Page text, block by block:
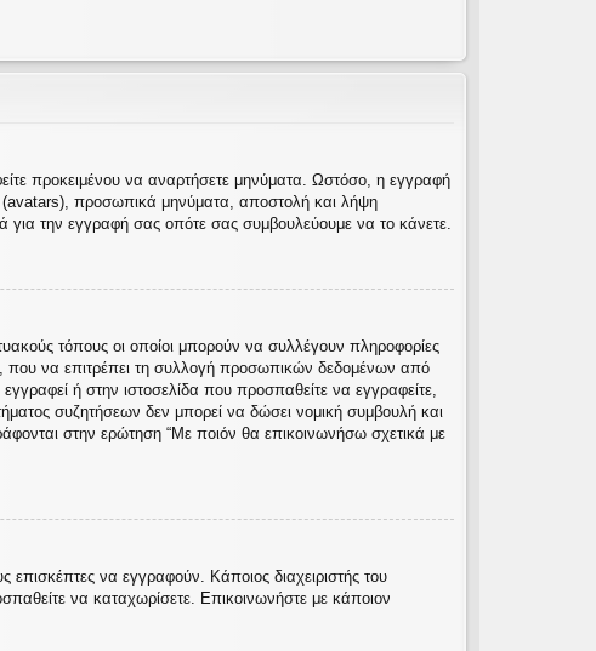
προκειμένου να αναρτήσετε μηνύματα. Ωστόσο, η εγγραφή
(avatars), προσωπικά μηνύματα, αποστολή και λήψη
για την εγγραφή σας οπότε σας συμβουλεύουμε να το κάνετε.
τόπους οι οποίοι μπορούν να συλλέγουν πληροφορίες
που να επιτρέπει τη συλλογή προσωπικών δεδομένων από
ή στην ιστοσελίδα που προσπαθείτε να εγγραφείτε,
συζητήσεων δεν μπορεί να δώσει νομική συμβουλή και
στην ερώτηση “Με ποιόν θα επικοινωνήσω σχετικά με
επισκέπτες να εγγραφούν. Κάποιος διαχειριστής του
να καταχωρίσετε. Επικοινωνήστε με κάποιον